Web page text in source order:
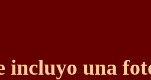
incluyo una